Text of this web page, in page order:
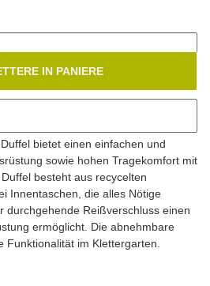
IN PANIERE
bietet einen einfachen und
sowie hohen Tragekomfort mit
besteht aus recycelten
Innentaschen, die alles Nötige
durchgehende Reißverschluss einen
ermöglicht. Die abnehmbare
Funktionalität im Klettergarten.